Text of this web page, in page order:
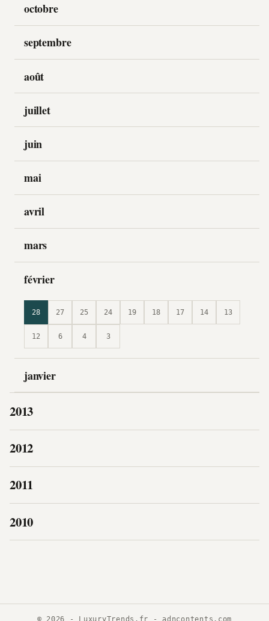
octobre
septembre
août
juillet
juin
mai
avril
mars
février
28 27 25 24 19 18 17 14 13
12 6 4 3
janvier
2013
2012
2011
2010
© 2026 - LuxuryTrends.fr - adncontents.com